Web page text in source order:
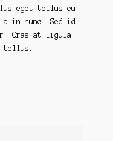
eget tellus eu
a in nunc. Sed id
Cras at ligula
tellus.